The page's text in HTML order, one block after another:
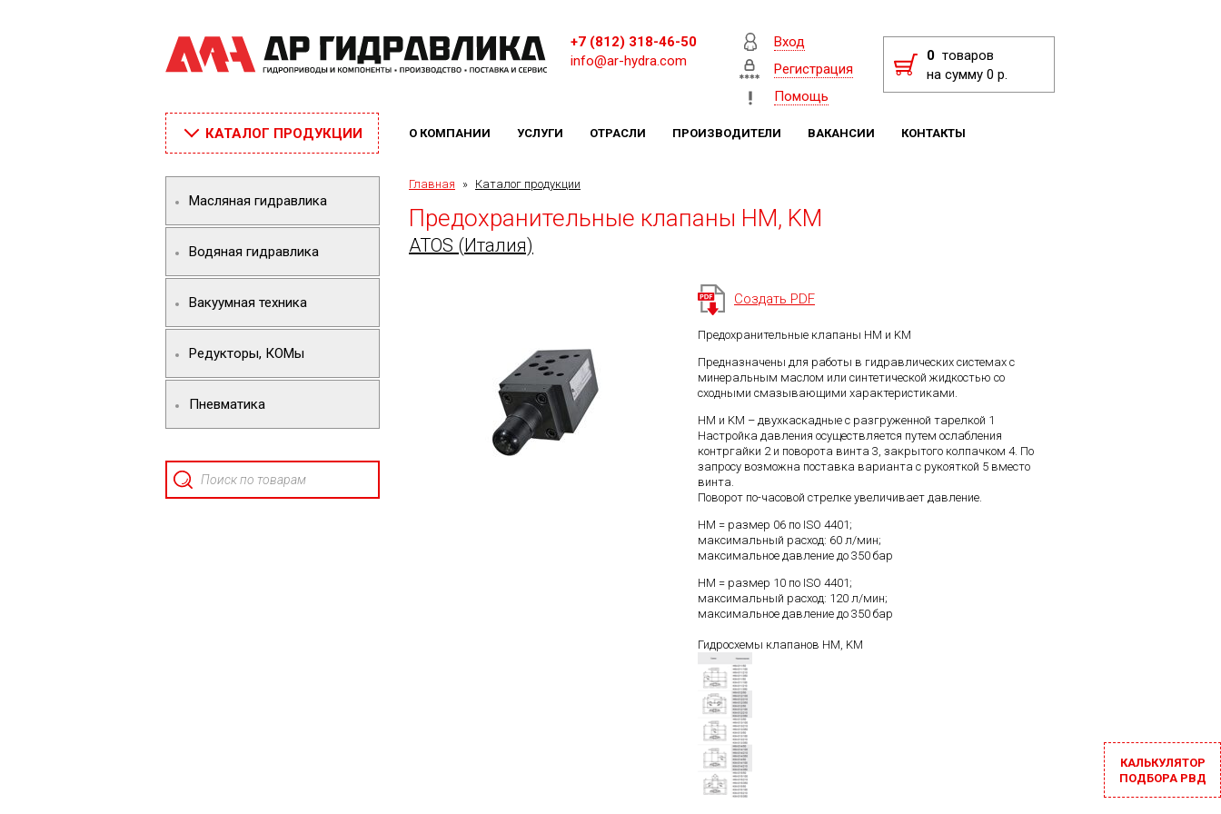
+7 (812) 318-46-50
info@ar-hydra.com
Вход
Регистрация
Помощь
0 товаров
на сумму 0 р.
КАТАЛОГ ПРОДУКЦИИ О КОМПАНИИ УСЛУГИ ОТРАСЛИ ПРОИЗВОДИТЕЛИ ВАКАНСИИ КОНТАКТЫ
Масляная гидравлика
Водяная гидравлика
Вакуумная техника
Редукторы, КОМы
Пневматика
Главная » Каталог продукции
Предохранительные клапаны HM, KM
ATOS (Италия)
Создать PDF
Предохранительные клапаны HM и KM
Предназначены для работы в гидравлических системах с
минеральным маслом или синтетической жидкостью со
сходными смазывающими характеристиками.
HM и KM – двухкаскадные с разгруженной тарелкой 1
Настройка давления осуществляется путем ослабления
контргайки 2 и поворота винта 3, закрытого колпачком 4. По
запросу возможна поставка варианта с рукояткой 5 вместо
винта.
Поворот по-часовой стрелке увеличивает давление.
НM = размер 06 по ISO 4401;
максимальный расход: 60 л/мин;
максимальное давление до 350 бар
НM = размер 10 по ISO 4401;
максимальный расход: 120 л/мин;
максимальное давление до 350 бар
Гидросхемы клапанов HM, KM
КАЛЬКУЛЯТОР
ПОДБОРА РВД